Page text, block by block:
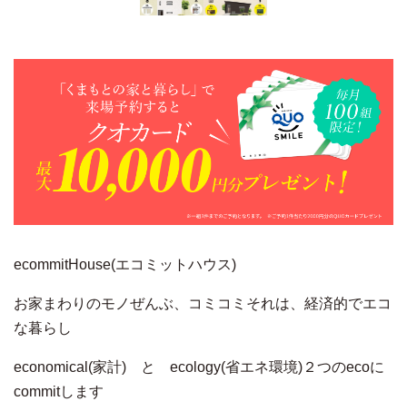
ecommitHouse(エコミットハウス)
お家まわりのモノぜんぶ、コミコミそれは、経済的でエコ
な暮らし
economical(家計) と ecology(省エネ環境)２つのecoに
commitします